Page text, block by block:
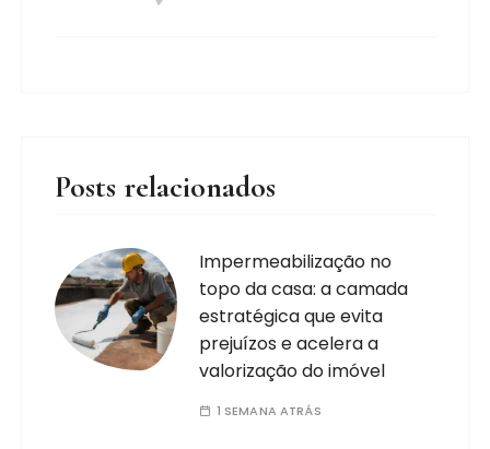
Posts relacionados
Impermeabilização no
topo da casa: a camada
estratégica que evita
prejuízos e acelera a
valorização do imóvel
1 SEMANA ATRÁS